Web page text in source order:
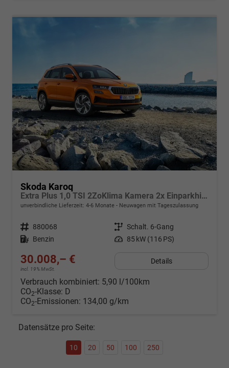
Skoda Karoq
Extra Plus 1,0 TSI 2ZoKlima Kamera 2x Einparkhilfe Alu Felgen 5J Garantie Sitzheizung Matrix el Heckklappe ACC
unverbindliche Lieferzeit: 4-6 Monate Neuwagen mit Tageszulassung
Fahrzeugnr. 880068 Getriebe Schalt. 6-Gang
Kraftstoff Benzin Leistung 85 kW (116 PS)
30.008,– €
incl. 19% MwSt.
Details
Verbrauch kombiniert: 5,90 l/100km
CO2-Klasse: D
CO2-Emissionen: 134,00 g/km
Datensätze pro Seite:
10 20 50 100 250